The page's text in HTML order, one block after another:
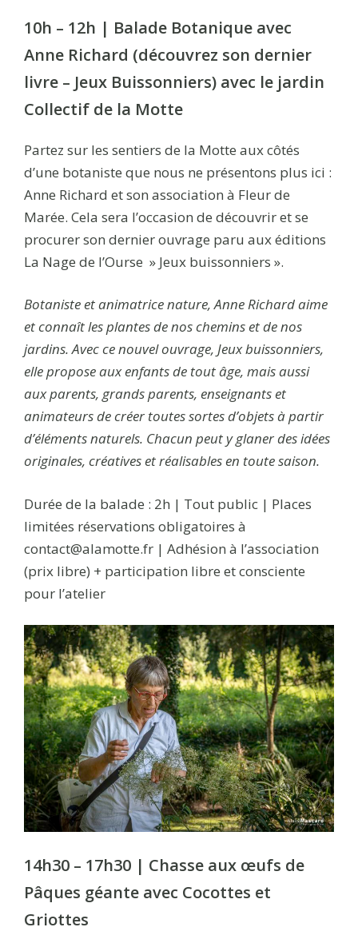
10h – 12h | Balade Botanique avec
Anne Richard (découvrez son dernier
livre – Jeux Buissonniers) avec le jardin
Collectif de la Motte
Partez sur les sentiers de la Motte aux côtés
d’une botaniste que nous ne présentons plus ici :
Anne Richard et son association à Fleur de
Marée. Cela sera l’occasion de découvrir et se
procurer son dernier ouvrage paru aux éditions
La Nage de l’Ourse » Jeux buissonniers ».
Botaniste et animatrice nature, Anne Richard aime
et connaît les plantes de nos chemins et de nos
jardins. Avec ce nouvel ouvrage, Jeux buissonniers,
elle propose aux enfants de tout âge, mais aussi
aux parents, grands parents, enseignants et
animateurs de créer toutes sortes d’objets à partir
d’éléments naturels. Chacun peut y glaner des idées
originales, créatives et réalisables en toute saison.
Durée de la balade : 2h | Tout public | Places
limitées réservations obligatoires à
contact@alamotte.fr | Adhésion à l’association
(prix libre) + participation libre et consciente
pour l’atelier
14h30 – 17h30 | Chasse aux œufs de
Pâques géante avec Cocottes et
Griottes